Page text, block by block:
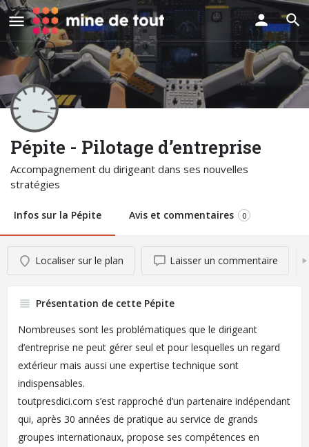
Pépite - Pilotage d’entreprise
Accompagnement du dirigeant dans ses nouvelles
stratégies
Infos sur la Pépite Avis et commentaires 0
Localiser sur le plan Laisser un commentaire
Présentation de cette Pépite
Nombreuses sont les problématiques que le dirigeant
d’entreprise ne peut gérer seul et pour lesquelles un regard
extérieur mais aussi une expertise technique sont
indispensables.
toutpresdici.com s’est rapproché d’un partenaire indépendant
qui, après 30 années de pratique au service de grands
groupes internationaux, propose ses compétences en